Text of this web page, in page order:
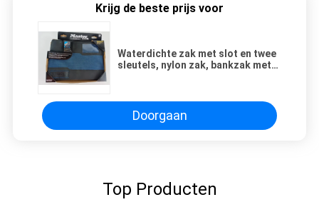
Krijg de beste prijs voor
Waterdichte zak met slot en twee
sleutels, nylon zak, bankzak met
Doorgaan
Top Producten